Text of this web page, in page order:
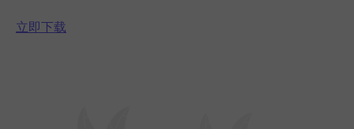
立即下载